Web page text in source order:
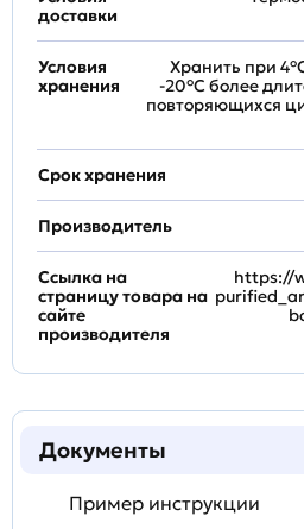
доставки
Условия
хранения
Хранить при
-20°C более
повторяющихся
Срок хранения
Производитель
Ссылка на
страницу товара на
сайте
производителя
https://
Документы
Пример инструкции